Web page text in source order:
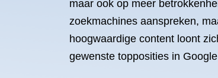
maar ook op meer
zoekmachines aanspreken,
hoogwaardige content loont
gewenste topposities in